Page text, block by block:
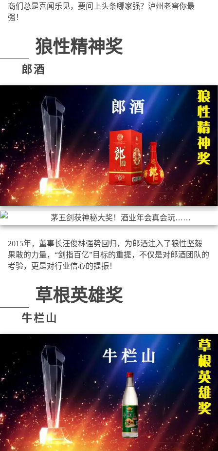
商们总是喜闻乐见，要问上头条哪家强？泸州老窖你最
强！
狼性精神奖
郎酒
2015年，董事长汪俊林强势回归，为郎酒注入了狼性坚毅
果敢的力量，“剑指百亿”目标的重提，不仅是对郎酒团队的
考验，更是对行业信心的提振！
草根英雄奖
牛栏山